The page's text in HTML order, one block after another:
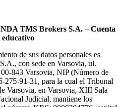
TMS Brokers S.A. – Cuenta
de sus datos personales es
con sede en Varsovia, ul.
843 Varsovia, NIP (Número de
275-91-31, para la cual el Tribunal
Varsovia, en Varsovia, XIII Sala
Judicial, mantiene los